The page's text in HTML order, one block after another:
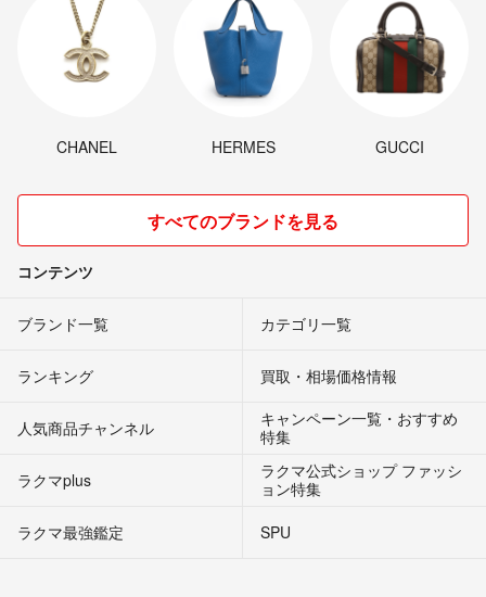
CHANEL HERMES GUCCI
すべてのブランドを見る
コンテンツ
ブランド一覧 カテゴリ一覧
ランキング 買取・相場価格情報
人気商品チャンネル
キャンペーン一覧・おすすめ
特集
ラクマplus
ラクマ公式ショップ ファッシ
ョン特集
ラクマ最強鑑定
SPU